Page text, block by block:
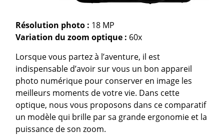
Résolution photo : 18 MP
Variation du zoom optique : 60x
Lorsque vous partez à l’aventure, il est
indispensable d’avoir sur vous un bon appareil
photo numérique pour conserver en image les
meilleurs moments de votre vie. Dans cette
optique, nous vous proposons dans ce comparatif
un modèle qui brille par sa grande ergonomie et la
puissance de son zoom.